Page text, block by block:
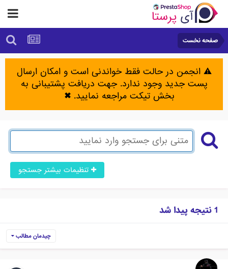
صفحه نخست
⚠️ انجمن در حالت فقط خواندنی است و امکان ارسال
پست جدید وجود ندارد. جهت دریافت پشتیبانی به
بخش تیکت مراجعه نمایید.✖
تنظیمات بیشتر جستجو
1 نتیجه پیدا شد
چیدمان مطالب